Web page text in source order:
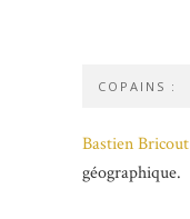
COPAINS :
Bastien Bricout
géographique.